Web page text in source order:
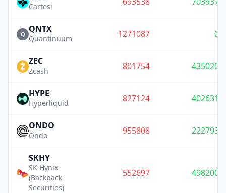
Cartesi
Q QNTX
Quantinuum 1271087 0
ZEC
Zcash 801754 435020
HYPE
Hyperliquid 827124 402631
ONDO
Ondo 955808 222793
SKHY
SK Hynix
(Backpack
Securities)
552697 498200